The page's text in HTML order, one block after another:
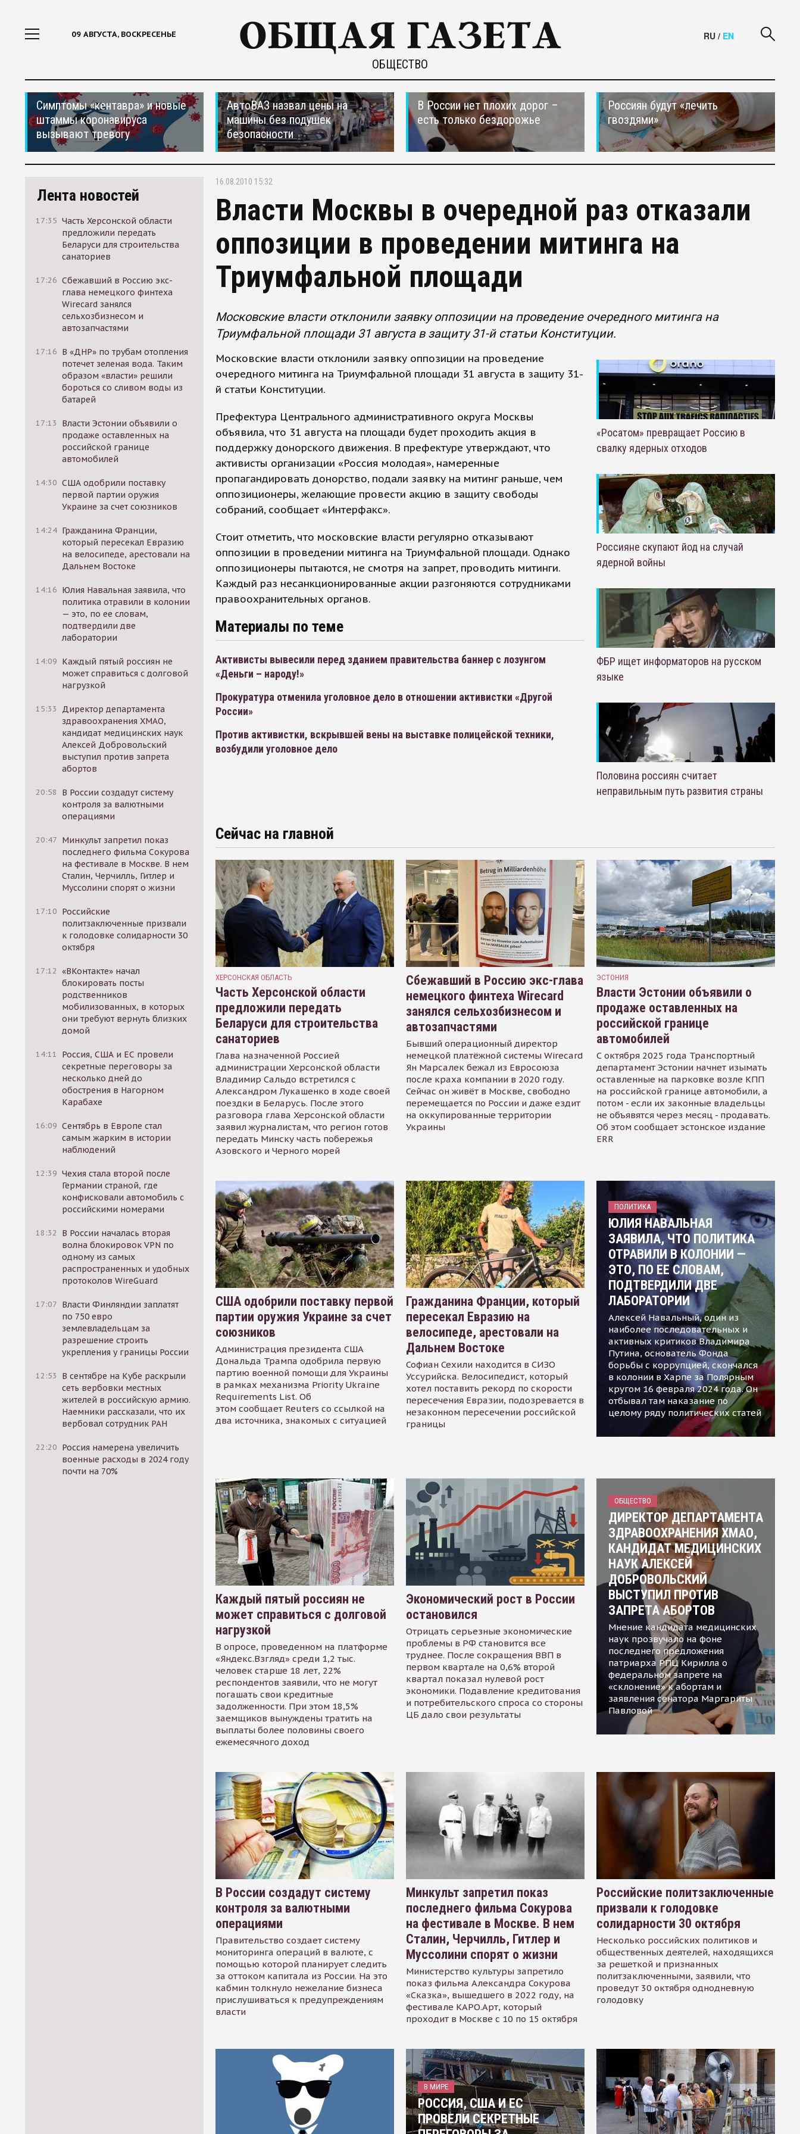
09 АВГУСТА, ВОСКРЕСЕНЬЕ
ОБЩЕСТВО
RU / EN
Симптомы «кентавра» и новые
штаммы коронавируса
вызывают тревогу
АвтоВАЗ назвал цены на
машины без подушек
безопасности
В России нет плохих дорог –
есть только бездорожье
Россиян будут «лечить
гвоздями»
Лента новостей
17:35 Часть Херсонской области
предложили передать
Беларуси для строительства
санаториев
17:26 Сбежавший в Россию экс-
глава немецкого финтеха
Wirecard занялся
сельхозбизнесом и
автозапчастями
17:16 В «ДНР» по трубам отопления
потечет зеленая вода. Таким
образом «власти» решили
бороться со сливом воды из
батарей
17:13
Власти Эстонии объявили о
продаже оставленных на
российской границе
автомобилей
14:30 США одобрили поставку
первой партии оружия
Украине за счет союзников
14:24 Гражданина Франции,
который пересекал Евразию
на велосипеде, арестовали на
Дальнем Востоке
14:16 Юлия Навальная заявила, что
политика отравили в колонии
— это, по ее словам,
подтвердили две
лаборатории
14:09 Каждый пятый россиян не
может справиться с долговой
нагрузкой
15:33
Директор департамента
здравоохранения ХМАО,
кандидат медицинских наук
Алексей Добровольский
выступил против запрета
абортов
20:58
В России создадут систему
контроля за валютными
операциями
20:47 Минкульт запретил показ
последнего фильма Сокурова
на фестивале в Москве. В нем
Сталин, Черчилль, Гитлер и
Муссолини спорят о жизни
17:10 Российские
политзаключенные призвали
к голодовке солидарности 30
октября
17:12 «ВКонтакте» начал
блокировать посты
родственников
мобилизованных, в которых
они требуют вернуть близких
домой
14:11
Россия, США и ЕС провели
секретные переговоры за
несколько дней до
обострения в Нагорном
Карабахе
16:09 Сентябрь в Европе стал
самым жарким в истории
наблюдений
12:39 Чехия стала второй после
Германии страной, где
конфисковали автомобиль с
российскими номерами
18:32
В России началась вторая
волна блокировок VPN по
одному из самых
распространенных и удобных
протоколов WireGuard
17:07 Власти Финляндии заплатят
по 750 евро
землевладельцам за
разрешение строить
укрепления у границы России
12:53
В сентябре на Кубе раскрыли
сеть вербовки местных
жителей в российскую армию.
Наемники рассказали, что их
вербовал сотрудник РАН
22:20 Россия намерена увеличить
военные расходы в 2024 году
почти на 70%
16.08.2010 15:32
Власти Москвы в очередной раз отказали
оппозиции в проведении митинга на
Триумфальной площади
Московские власти отклонили заявку оппозиции на проведение очередного митинга на
Триумфальной площади 31 августа в защиту 31-й статьи Конституции.
Московские власти отклонили заявку оппозиции на проведение
очередного митинга на Триумфальной площади 31 августа в защиту 31-
й статьи Конституции.
Префектура Центрального административного округа Москвы
объявила, что 31 августа на площади будет проходить акция в
поддержку донорского движения. В префектуре утверждают, что
активисты организации «Россия молодая», намеренные
пропагандировать донорство, подали заявку на митинг раньше, чем
оппозиционеры, желающие провести акцию в защиту свободы
собраний, сообщает «Интерфакс».
Стоит отметить, что московские власти регулярно отказывают
оппозиции в проведении митинга на Триумфальной площади. Однако
оппозиционеры пытаются, не смотря на запрет, проводить митинги.
Каждый раз несанкционированные акции разгоняются сотрудниками
правоохранительных органов.
Материалы по теме
Активисты вывесили перед зданием правительства баннер с лозунгом
«Деньги – народу!»
Прокуратура отменила уголовное дело в отношении активистки «Другой
России»
Против активистки, вскрывшей вены на выставке полицейской техники,
возбудили уголовное дело
«Росатом» превращает Россию в
свалку ядерных отходов
Россияне скупают йод на случай
ядерной войны
ФБР ищет информаторов на русском
языке
Половина россиян считает
неправильным путь развития страны
Сейчас на главной
ХЕРСОНСКАЯ ОБЛАСТЬ
Часть Херсонской области
предложили передать
Беларуси для строительства
санаториев
Глава назначенной Россией
администрации Херсонской области
Владимир Сальдо встретился с
Александром Лукашенко в ходе своей
поездки в Беларусь. После этого
разговора глава Херсонской области
заявил журналистам, что регион готов
передать Минску часть побережья
Азовского и Черного морей
Сбежавший в Россию экс-глава
немецкого финтеха Wirecard
занялся сельхозбизнесом и
автозапчастями
Бывший операционный директор
немецкой платёжной системы Wirecard
Ян Марсалек бежал из Евросоюза
после краха компании в 2020 году.
Сейчас он живёт в Москве, свободно
перемещается по России и даже ездит
на оккупированные территории
Украины
ЭСТОНИЯ
Власти Эстонии объявили о
продаже оставленных на
российской границе
автомобилей
С октября 2025 года Транспортный
департамент Эстонии начнет изымать
оставленные на парковке возле КПП
на российской границе автомобили, а
потом - если их законные владельцы
не объявятся через месяц - продавать.
Об этом сообщает эстонское издание
ERR
США одобрили поставку первой
партии оружия Украине за счет
союзников
Администрация президента США
Дональда Трампа одобрила первую
партию военной помощи для Украины
в рамках механизма Priority Ukraine
Requirements List. Об
этом сообщает Reuters со ссылкой на
два источника, знакомых с ситуацией
Гражданина Франции, который
пересекал Евразию на
велосипеде, арестовали на
Дальнем Востоке
Софиан Сехили находится в СИЗО
Уссурийска. Велосипедист, который
хотел поставить рекорд по скорости
пересечения Евразии, подозревается в
незаконном пересечении российской
границы
ПОЛИТИКА
ЮЛИЯ НАВАЛЬНАЯ
ЗАЯВИЛА, ЧТО ПОЛИТИКА
ОТРАВИЛИ В КОЛОНИИ —
ЭТО, ПО ЕЕ СЛОВАМ,
ПОДТВЕРДИЛИ ДВЕ
ЛАБОРАТОРИИ
Алексей Навальный, один из
наиболее последовательных и
активных критиков Владимира
Путина, основатель Фонда
борьбы с коррупцией, скончался
в колонии в Харпе за Полярным
кругом 16 февраля 2024 года. Он
отбывал там наказание по
целому ряду политических статей
Каждый пятый россиян не
может справиться с долговой
нагрузкой
В опросе, проведенном на платформе
«Яндекс.Взгляд» среди 1,2 тыс.
человек старше 18 лет, 22%
респондентов заявили, что не могут
погашать свои кредитные
задолженности. При этом 18,5%
заемщиков вынуждены тратить на
выплаты более половины своего
ежемесячного доход
Экономический рост в России
остановился
Отрицать серьезные экономические
проблемы в РФ становится все
труднее. После сокращения ВВП в
первом квартале на 0,6% второй
квартал показал нулевой рост
экономики. Подавление кредитования
и потребительского спроса со стороны
ЦБ дало свои результаты
ОБЩЕСТВО
ДИРЕКТОР ДЕПАРТАМЕНТА
ЗДРАВООХРАНЕНИЯ ХМАО,
КАНДИДАТ МЕДИЦИНСКИХ
НАУК АЛЕКСЕЙ
ДОБРОВОЛЬСКИЙ
ВЫСТУПИЛ ПРОТИВ
ЗАПРЕТА АБОРТОВ
Мнение кандидата медицинских
наук прозвучало на фоне
последнего предложения
патриарха РПЦ Кирилла о
федеральном запрете на
«склонение» к абортам и
заявления сенатора Маргариты
Павловой
В России создадут систему
контроля за валютными
операциями
Правительство создает систему
мониторинга операций в валюте, с
помощью которой планирует следить
за оттоком капитала из России. На это
кабмин толкнуло нежелание бизнеса
прислушиваться к предупреждениям
власти
Минкульт запретил показ
последнего фильма Сокурова
на фестивале в Москве. В нем
Сталин, Черчилль, Гитлер и
Муссолини спорят о жизни
Министерство культуры запретило
показ фильма Александра Сокурова
«Сказка», вышедшего в 2022 году, на
фестивале КАРО.Арт, который
проходит в Москве с 10 по 15 октября
Российские политзаключенные
призвали к голодовке
солидарности 30 октября
Несколько российских политиков и
общественных деятелей, находящихся
за решеткой и признанных
политзаключенными, заявили, что
проведут 30 октября однодневную
голодовку
В МИРЕ
РОССИЯ, США И ЕС
ПРОВЕЛИ СЕКРЕТНЫЕ